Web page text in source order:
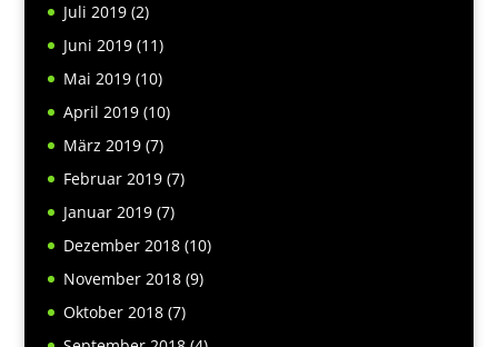
Juli 2019(2)
Juni 2019(11)
Mai 2019(10)
April 2019(10)
März 2019(7)
Februar 2019(7)
Januar 2019(7)
Dezember 2018(10)
November 2018(9)
Oktober 2018(7)